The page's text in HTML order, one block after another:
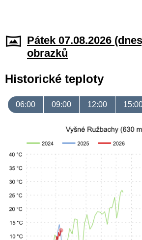
Pátek 07.08.2026
obrazků
Historické teploty
06:00 09:00 12:00